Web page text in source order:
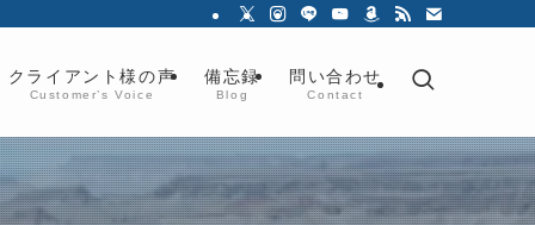
クライアント様の声
Customer’s Voice
備忘録
Blog
問い合わせ
Contact